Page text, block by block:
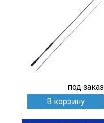
под заказ
В корзину